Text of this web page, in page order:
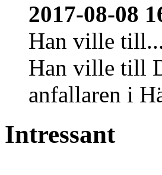
2017-08-08
Han ville
Han ville till
anfallaren i
Intressant